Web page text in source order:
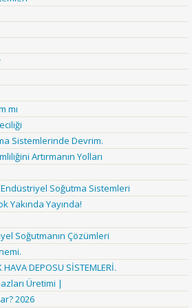
mı
Sistemlerinde Devrim.
Artırmanın Yolları
Soğutma Sistemleri
Yakında Yayında!
Soğutmanın Çözümleri
DEPOSU SİSTEMLERİ.
Üretimi |
2026